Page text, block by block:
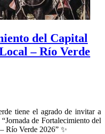
del Capital
– Río Verde
tiene el agrado de invitar a
de Fortalecimiento del
Río Verde 2026” ✨